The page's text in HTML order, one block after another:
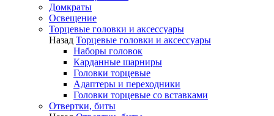
Домкраты
Освещение
Торцевые головки и аксессуары
Назад Торцевые головки и аксессуары
Наборы головок
Карданные шарниры
Головки торцевые
Адаптеры и переходники
Головки торцевые со вставками
Отвертки, биты